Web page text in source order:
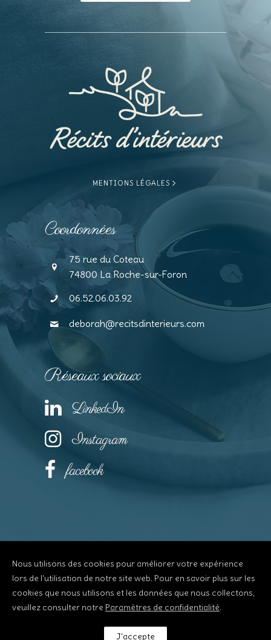
MENTIONS LÉGALES
Coordonnées
75 rue du Coteau
74800 La Roche-sur-Foron
06.52.06.03.92
deborah@recitsdinterieurs.com
Réseaux sociaux
LinkedIn
Instagram
facebook
© Depuis 2006KAREDESS- Création de
sites internet à Annecy
Nous utilisons des cookies pour améliorer votre expérience
lors de l'utilisation de notre site web. Pour en savoir plus sur les
cookies que nous utilisons et les données que nous collectons,
veuillez consulter notre Paramètres de confidentialité.
J'accepte